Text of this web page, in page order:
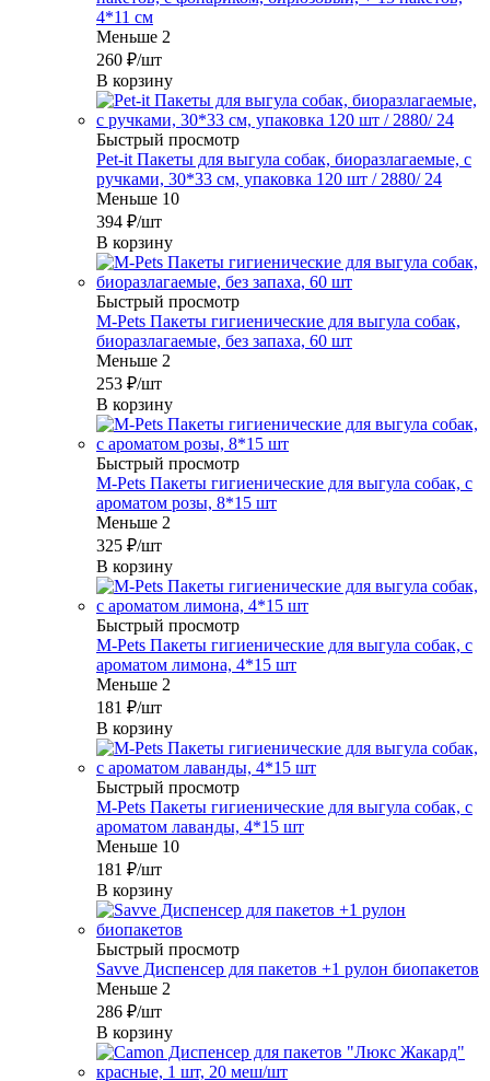
4*11 см
Меньше 2
260 ₽/шт
В корзину
Быстрый просмотр
Pet-it Пакеты для выгула собак, биоразлагаемые, с
ручками, 30*33 см, упаковка 120 шт / 2880/ 24
Меньше 10
394 ₽/шт
В корзину
Быстрый просмотр
M-Pets Пакеты гигиенические для выгула собак,
биоразлагаемые, без запаха, 60 шт
Меньше 2
253 ₽/шт
В корзину
Быстрый просмотр
M-Pets Пакеты гигиенические для выгула собак, с
ароматом розы, 8*15 шт
Меньше 2
325 ₽/шт
В корзину
Быстрый просмотр
M-Pets Пакеты гигиенические для выгула собак, с
ароматом лимона, 4*15 шт
Меньше 2
181 ₽/шт
В корзину
Быстрый просмотр
M-Pets Пакеты гигиенические для выгула собак, с
ароматом лаванды, 4*15 шт
Меньше 10
181 ₽/шт
В корзину
Быстрый просмотр
Savve Диспенсер для пакетов +1 рулон биопакетов
Меньше 2
286 ₽/шт
В корзину